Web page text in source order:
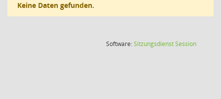
Keine Daten gefunden.
Software:SitzungsdienstSession(Wird in